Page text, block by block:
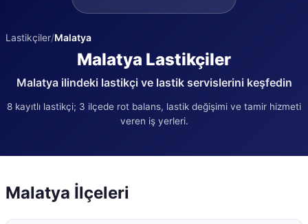
Lastikçiler/Malatya
Malatya Lastikçiler
Malatyailindeki lastikçi ve lastik servislerini keşfedin
8 kayıtlı lastikçi; 3 ilçede rot balans, lastik değişimi ve tamir hizmeti
veren iş yerleri.
Malatya İlçeleri